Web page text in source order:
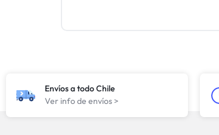
Envíos a todo Chile
Ver info de envíos >